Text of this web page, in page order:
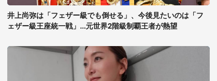
井上尚弥は「フェザー級でも倒せる」、今後見たいのは「フ
ェザー級王座統一戦」...元世界2階級制覇王者が熱望